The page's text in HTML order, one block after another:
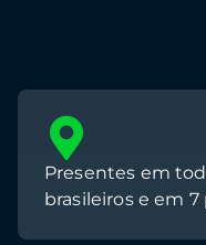
Presentes em
brasileiros e em 7